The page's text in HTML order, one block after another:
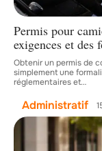
Permis pour
exigences et des
Obtenir un permis de
simplement une
réglementaires et…
Administratif